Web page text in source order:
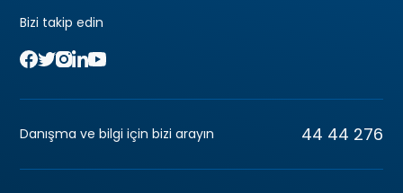
Bizi takip edin
Danışma ve bilgi için bizi arayın 44 44 276